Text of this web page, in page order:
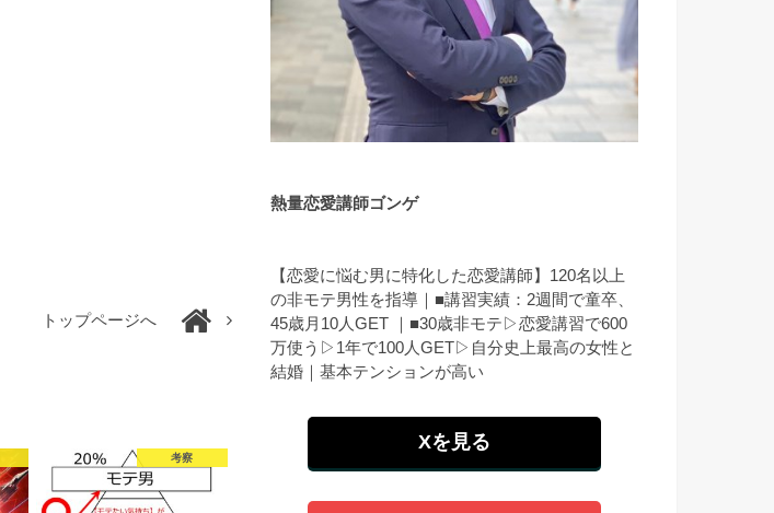
トップページへ
考察
熱量恋愛講師ゴンゲ
【恋愛に悩む男に特化した恋愛講師】120名以上
の非モテ男性を指導｜■講習実績：2週間で童卒、
45歳月10人GET ｜■30歳非モテ▷恋愛講習で600
万使う▷1年で100人GET▷自分史上最高の女性と
結婚｜基本テンションが高い
Xを見る